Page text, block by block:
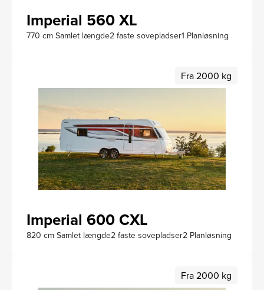
Imperial 560 XL
770 cm Samlet længde2 faste sovepladser1 Planløsning
Fra 2000 kg
Imperial 600 CXL
820 cm Samlet længde2 faste sovepladser2 Planløsning
Fra 2000 kg